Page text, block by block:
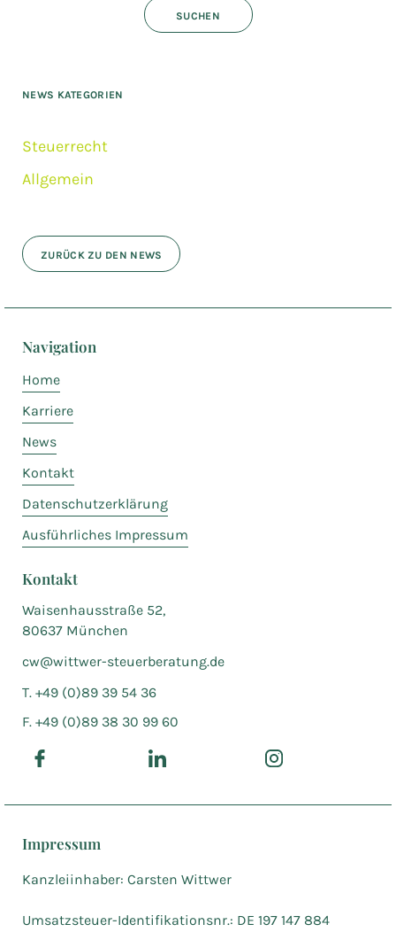
NEWS KATEGORIEN
Steuerrecht
Allgemein
ZURÜCK ZU DEN NEWS
Navigation
Home
Karriere
News
Kontakt
Datenschutzerklärung
Ausführliches Impressum
Kontakt
Waisenhausstraße 52,
80637 München
cw@wittwer-steuerberatung.de
T. +49 (0)89 39 54 36
F. +49 (0)89 38 30 99 60
Impressum
Kanzleiinhaber: Carsten Wittwer
Umsatzsteuer-Identifikationsnr.: DE 197 147 884